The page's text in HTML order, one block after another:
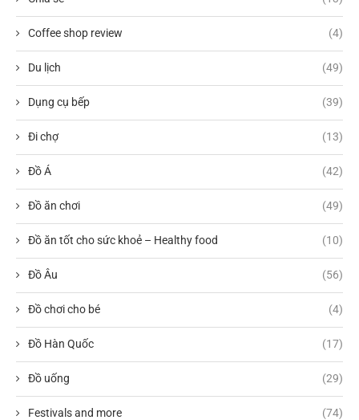
Coffee shop review (4)
Du lịch (49)
Dụng cụ bếp (39)
Đi chợ (13)
Đồ Á (42)
Đồ ăn chơi (49)
Đồ ăn tốt cho sức khoẻ – Healthy food (10)
Đồ Âu (56)
Đồ chơi cho bé (4)
Đồ Hàn Quốc (17)
Đồ uống (29)
Festivals and more (74)